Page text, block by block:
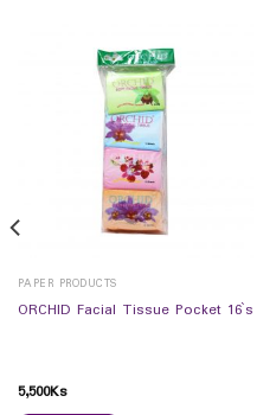
PAPER PRODUCTS
ORCHID Facial Tissue Pocket 16`s
5,500Ks